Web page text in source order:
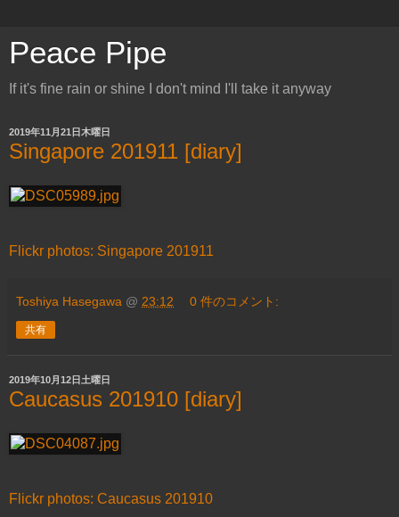
Peace Pipe
If it's fine rain or shine I don't mind I'll take it anyway
2019年11月21日木曜日
Singapore 201911 [diary]
Flickr photos: Singapore 201911
Toshiya Hasegawa @ 23:12 0 件のコメント:
共有
2019年10月12日土曜日
Caucasus 201910 [diary]
Flickr photos: Caucasus 201910